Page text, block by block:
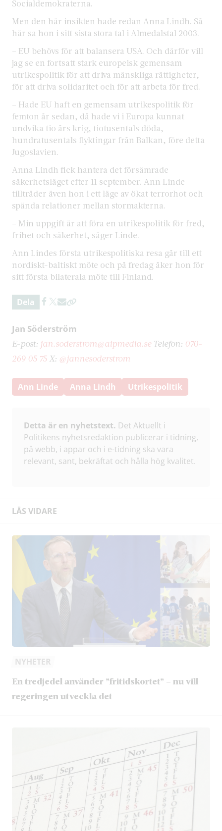
Socialdemokraterna.
Men den här insikten hade redan Anna Lindh. Så
här sa hon i sitt sista stora tal i Almedalstal 2003.
– EU behövs för att balansera USA. Och därför vill
jag se en fortsatt stark europeisk gemensam
utrikespolitik för att driva mänskliga rättigheter,
för att driva solidaritet och för att arbeta för fred.
– Hade EU haft en gemensam utrikespolitik för
femton år sedan, då hade vi i Europa kunnat
undvika tio års krig, tiotusentals döda,
hundratusentals flyktingar från Balkan, före detta
Jugoslavien.
Anna Lindh fick hantera det försämrade
säkerhetsläget efter 11 september. Ann Linde
tillträder även hon i ett läge av ökat terrorhot och
spända relationer mellan stormakterna.
– Min uppgift är att föra en utrikespolitik för fred,
frihet och säkerhet, säger Linde.
Ann Lindes första utrikespolitiska resa går till ett
nordiskt-baltiskt möte och på fredag åker hon för
sitt första bilaterala möte till Finland.
Dela
Jan Söderström
E-post: jan.soderstrom@aipmedia.seTelefon: 070-
269 05 75 X: @jannesoderstrom
Ann Linde Anna Lindh Utrikespolitik
Detta är en nyhetstext. Det Aktuellt i
Politikens nyhetsredaktion publicerar i tidning,
på webb, i appar och i e-tidning ska vara
relevant, sant, bekräftat och hålla hög kvalitet.
LÄS VIDARE
NYHETER
En tredjedel använder ”fritidskortet” – nu vill
regeringen utveckla det